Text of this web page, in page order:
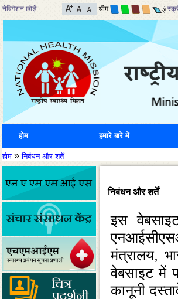
नेविगेशन छोड़ें थीम
होम हमारे बारे में
होम »निबंधन और शर्तें
निबंधन और शर्तें
इस
मंत्रालय,
वेबसाइट में
कानूनी